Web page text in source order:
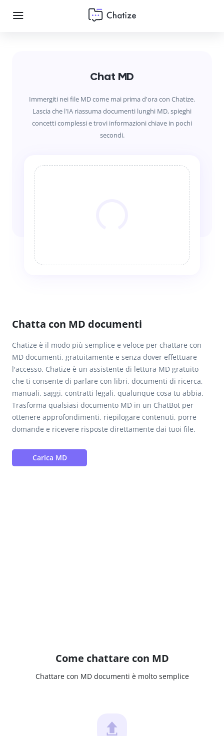
Chat MD
Immergiti nei file MD come mai prima d'ora con Chatize.
Lascia che l'IA riassuma documenti lunghi MD, spieghi
concetti complessi e trovi informazioni chiave in pochi
secondi.
Chatta con MD documenti
Chatize è il modo più semplice e veloce per chattare con
MD documenti, gratuitamente e senza dover effettuare
l'accesso. Chatize è un assistente di lettura MD gratuito
che ti consente di parlare con libri, documenti di ricerca,
manuali, saggi, contratti legali, qualunque cosa tu abbia.
Trasforma qualsiasi documento MD in un ChatBot per
ottenere approfondimenti, riepilogare contenuti, porre
domande e ricevere risposte direttamente dai tuoi file.
Carica MD
Come chattare con MD
Chattare con MD documenti è molto semplice